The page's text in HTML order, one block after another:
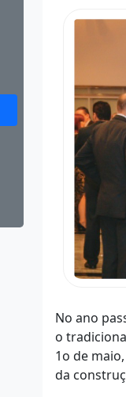
No ano
o
1o de
da